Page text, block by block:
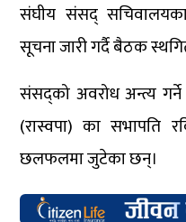
संघीय संसद् सचिवालयका
सूचना जारी गर्दै बैठक
संसद्को अवरोध अन्त्य गर्ने
(रास्वपा) का सभापति
छलफलमा जुटेका छन्।